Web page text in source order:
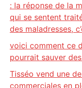
: la réponse de la
qui se sentent
des maladresses,
voici comment ce
pourrait sauver
Tisséo vend une
commerciales en